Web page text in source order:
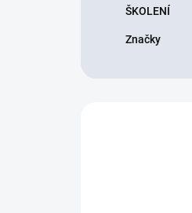
ŠKOLENÍ
Značky